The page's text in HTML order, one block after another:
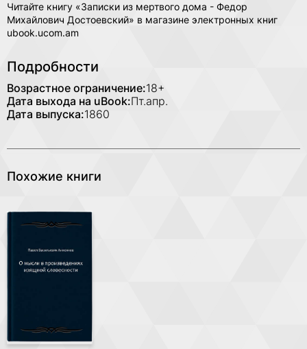
Читайте книгу «Записки из мертвого дома - Федор
Михайлович Достоевский» в магазине электронных книг
ubook.ucom.am
Подробности
Возрастное ограничение:18+
Дата выхода на uBook:Пт.апр.
Дата выпуска:1860
Похожие книги